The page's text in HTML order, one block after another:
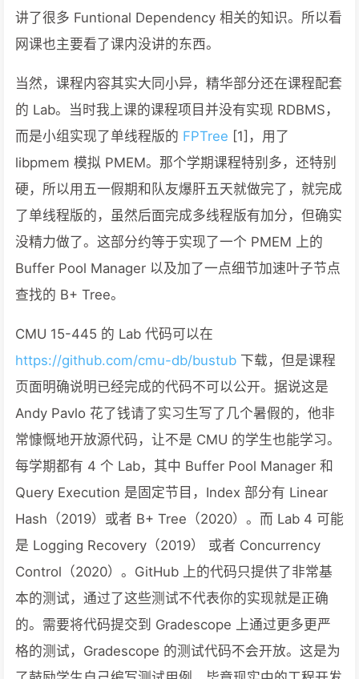
讲了很多 Funtional Dependency 相关的知识。所以看
网课也主要看了课内没讲的东西。
当然，课程内容其实大同小异，精华部分还在课程配套
的 Lab。当时我上课的课程项目并没有实现 RDBMS，
而是小组实现了单线程版的 FPTree [1]，用了
libpmem 模拟 PMEM。那个学期课程特别多，还特别
硬，所以用五一假期和队友爆肝五天就做完了，就完成
了单线程版的，虽然后面完成多线程版有加分，但确实
没精力做了。这部分约等于实现了一个 PMEM 上的
Buffer Pool Manager 以及加了一点细节加速叶子节点
查找的 B+ Tree。
CMU 15-445 的 Lab 代码可以在
https://github.com/cmu-db/bustub 下载，但是课程
页面明确说明已经完成的代码不可以公开。据说这是
Andy Pavlo 花了钱请了实习生写了几个暑假的，他非
常慷慨地开放源代码，让不是 CMU 的学生也能学习。
每学期都有 4 个 Lab，其中 Buffer Pool Manager 和
Query Execution 是固定节目，Index 部分有 Linear
Hash（2019）或者 B+ Tree（2020）。而 Lab 4 可能
是 Logging Recovery（2019） 或者 Concurrency
Control（2020）。GitHub 上的代码只提供了非常基
本的测试，通过了这些测试不代表你的实现就是正确
的。需要将代码提交到 Gradescope 上通过更多更严
格的测试，Gradescope 的测试代码不会开放。这是为